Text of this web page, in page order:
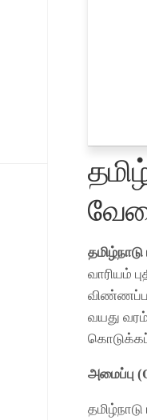
வாரியம்
வயது
அமைப்பு